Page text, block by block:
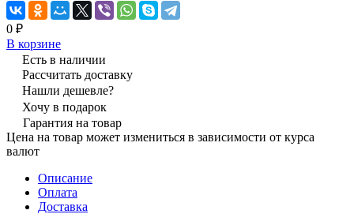
0 ₽
В корзине
Есть в наличии
Рассчитать доставку
Нашли дешевле?
Хочу в подарок
Гарантия на товар
Цена на товар может измениться в зависимости от курса
валют
Описание
Оплата
Доставка